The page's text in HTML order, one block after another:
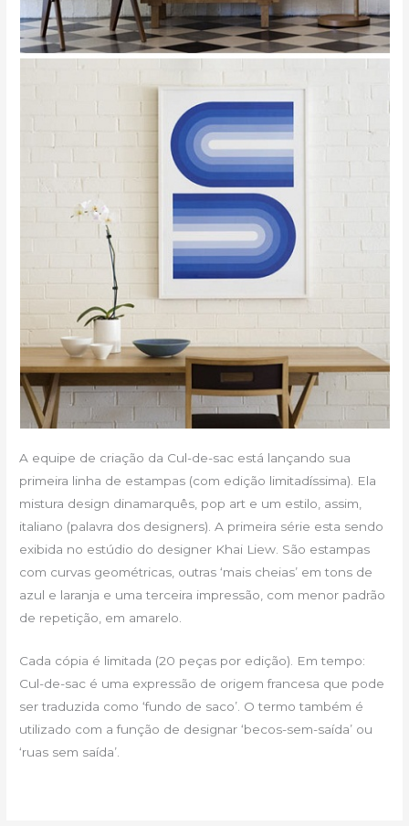
A equipe de criação da Cul-de-sac está lançando sua
primeira linha de estampas (com edição limitadíssima). Ela
mistura design dinamarquês, pop art e um estilo, assim,
italiano (palavra dos designers). A primeira série esta sendo
exibida no estúdio do designer Khai Liew. São estampas
com curvas geométricas, outras ‘mais cheias’ em tons de
azul e laranja e uma terceira impressão, com menor padrão
de repetição, em amarelo.
Cada cópia é limitada (20 peças por edição). Em tempo:
Cul-de-sac é uma expressão de origem francesa que pode
ser traduzida como ‘fundo de saco’. O termo também é
utilizado com a função de designar ‘becos-sem-saída’ ou
‘ruas sem saída’.